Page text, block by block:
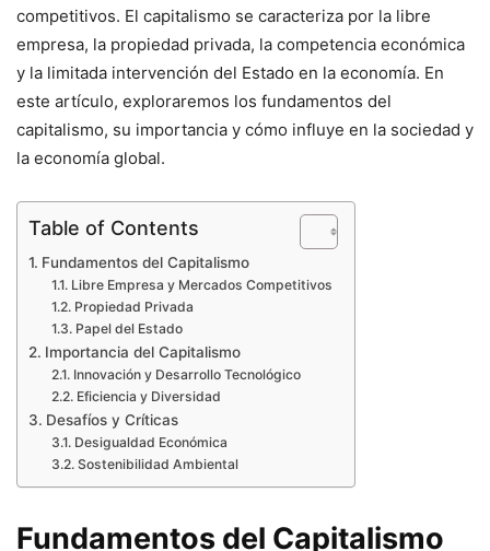
competitivos. El capitalismo se caracteriza por la libre
empresa, la propiedad privada, la competencia económica
y la limitada intervención del Estado en la economía. En
este artículo, exploraremos los fundamentos del
capitalismo, su importancia y cómo influye en la sociedad y
la economía global.
Table of Contents
Fundamentos del Capitalismo
Libre Empresa y Mercados Competitivos
Propiedad Privada
Papel del Estado
Importancia del Capitalismo
Innovación y Desarrollo Tecnológico
Eficiencia y Diversidad
Desafíos y Críticas
Desigualdad Económica
Sostenibilidad Ambiental
Fundamentos del Capitalismo